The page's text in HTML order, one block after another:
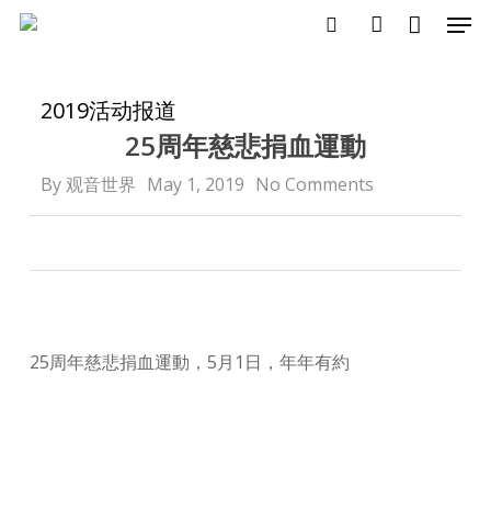
Skip
content2019活动报道
25周年慈悲捐血運動
By 观音世界 May 1, 2019 No Comments
25周年慈悲捐血運動，5月1日，年年有約